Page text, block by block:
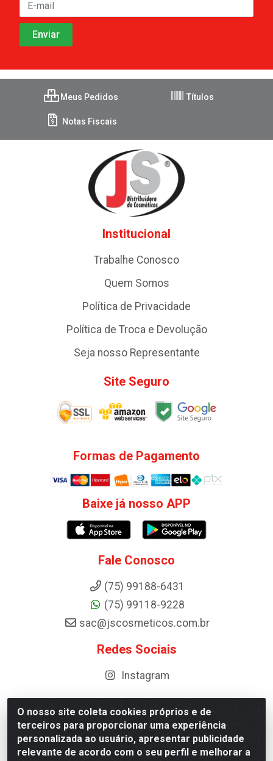
O nosso site coleta cookies próprios e de
terceiros para proporcionar uma experiência
personalizada ao usuário, apresentar publicidade
relevante de acordo com o seu perfil e melhorar a
Meus Pedidos Títulos
Notas Fiscais
Institucional
Trabalhe Conosco
Quem Somos
Política de Privacidade
Política de Troca e Devolução
Seja nosso Representante
Site Seguro
Formas de Pagamento
Baixe já nosso APP
Fale Conosco
(75) 99188-6431
(75) 99118-9228
sac@jscosmeticos.com.br
Redes Sociais
Instagram
Distribuidora de Cosméticos Antoneto LTDA - BA-052,
km 87 - Industrial, Ipirá - BA, 44600-000 - CNPJ
10.984.107/0001-75